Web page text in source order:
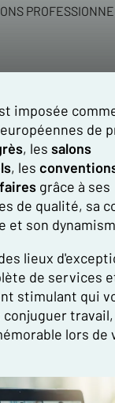
imposée
de
, les salons
, les
grâce à ses
de qualité, sa
et son
lieux
de services
stimulant qui
lors de